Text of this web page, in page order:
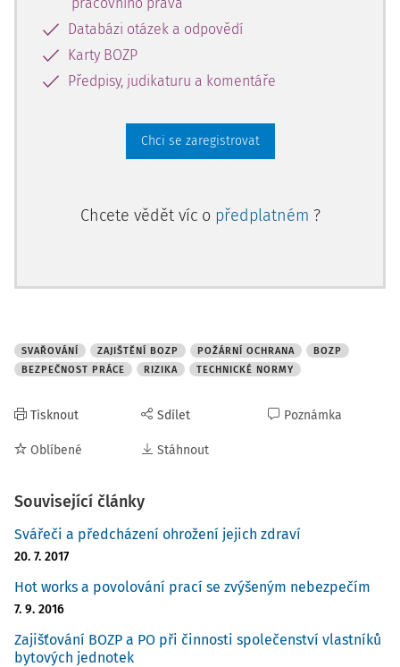
kterého se svařování provádí, a to i v případě, že jej
provádí externí firma (svářeč je před zahájením práce
povinen zkontrolovat, zda jsou odstraněny hořlavé látk
Databázi otázek a odpovědí
Karty BOZP
Předpisy, judikaturu a komentáře
Chci se zaregistrovat
Chcete vědět víc o předplatném ?
SVAŘOVÁNÍ ZAJIŠTĚNÍ BOZP POŽÁRNÍ OCHRANA
BOZP
BEZPEČNOST PRÁCE
RIZIKA TECHNICKÉ NORMY
Tisknout
Oblíbené
Sdílet
Stáhnout
Poznámka
Související články
Svářeči a předcházení ohrožení jejich zdraví
20. 7. 2017
Hot works a povolování prací se zvýšeným nebezpečím
7. 9. 2016
Zajišťování BOZP a PO při činnosti společenství vlastníků
bytových jednotek